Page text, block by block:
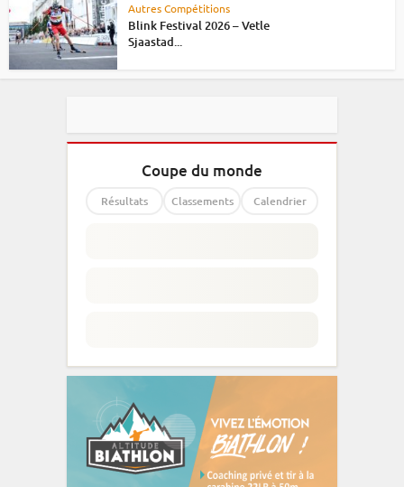
Autres Compétitions
Blink Festival 2026 – Vetle
Sjaastad...
Coupe du monde
Résultats Classements Calendrier